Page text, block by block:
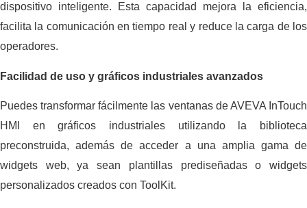
dispositivo inteligente. Esta capacidad mejora la eficiencia,
facilita la comunicación en tiempo real y reduce la carga de los
operadores.
Facilidad de uso y gráficos industriales avanzados
Puedes transformar fácilmente las ventanas de AVEVA InTouch
HMI en gráficos industriales utilizando la biblioteca
preconstruida, además de acceder a una amplia gama de
widgets web, ya sean plantillas prediseñadas o widgets
personalizados creados con ToolKit.